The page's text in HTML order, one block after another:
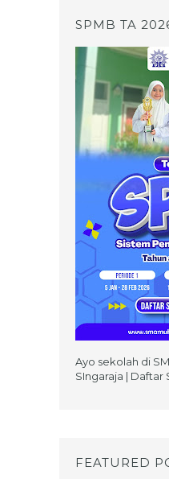
SPMB TA
Ayo sekolah di
SIngaraja | Daftar
FEATURED